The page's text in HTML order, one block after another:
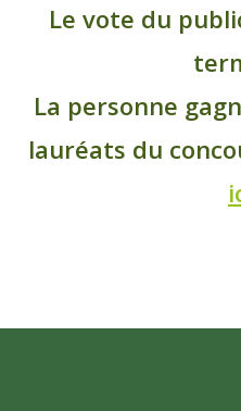
Le vote du
La personne
lauréats du